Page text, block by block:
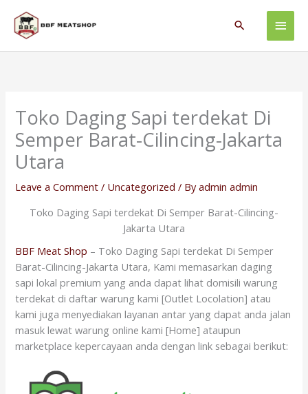
content
Main
Search
Toko Daging Sapi terdekat Di
Semper Barat-Cilincing-Jakarta
Utara
Leave a Comment / Uncategorized / Byadmin admin
Toko Daging Sapi terdekat Di Semper Barat-Cilincing-
Jakarta Utara
BBF Meat Shop – Toko Daging Sapi terdekat Di Semper
Barat-Cilincing-Jakarta Utara, Kami memasarkan daging
sapi lokal premium yang anda dapat lihat domisili warung
terdekat di daftar warung kami [Outlet Locolation] atau
kami juga menyediakan layanan antar yang dapat anda jalan
masuk lewat warung online kami [Home] ataupun
marketplace kepercayaan anda dengan link sebagai berikut: